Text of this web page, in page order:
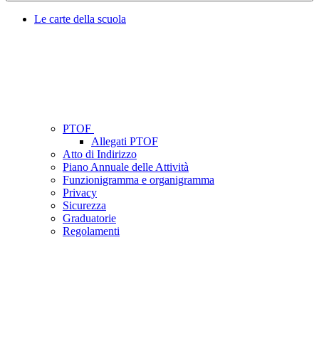
Le carte della scuola
PTOF
Allegati PTOF
Atto di Indirizzo
Piano Annuale delle Attività
Funzionigramma e organigramma
Privacy
Sicurezza
Graduatorie
Regolamenti